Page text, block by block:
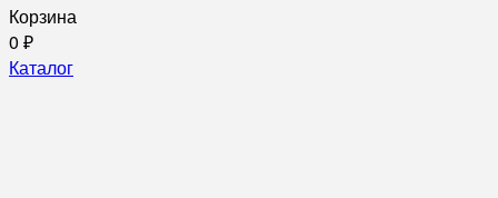
Корзина
0 ₽
Каталог